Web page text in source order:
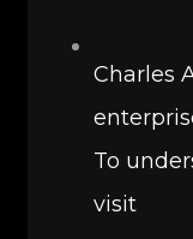
Charles
To
visit